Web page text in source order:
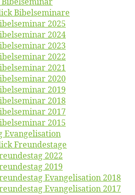
Bibelseminare
2025
2024
2023
2022
2021
2020
2019
2018
2017
2015
Evangelisation
Freundestage
2022
2019
Evan­ge­li­sa­ti­on 2018
Evan­ge­li­sa­ti­on 2017